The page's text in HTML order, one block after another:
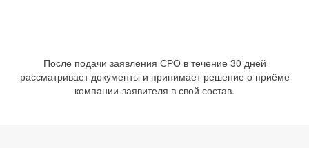
После подачи заявления СРО в течение 30 дней
рассматривает документы и принимает решение о приёме
компании-заявителя в свой состав.